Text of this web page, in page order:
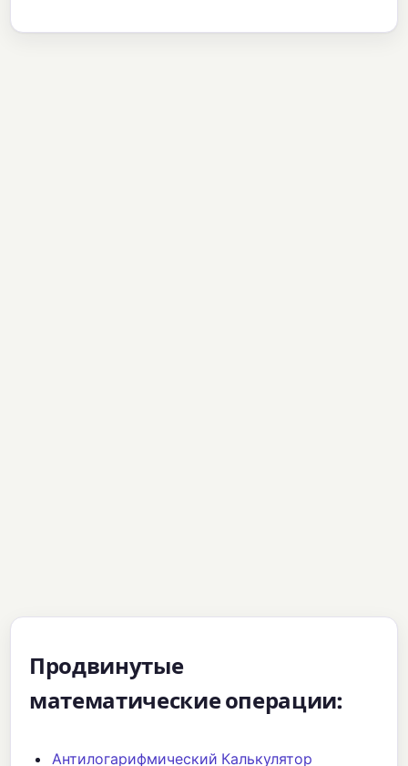
Продвинутые
математические операции:
Антилогарифмический Калькулятор